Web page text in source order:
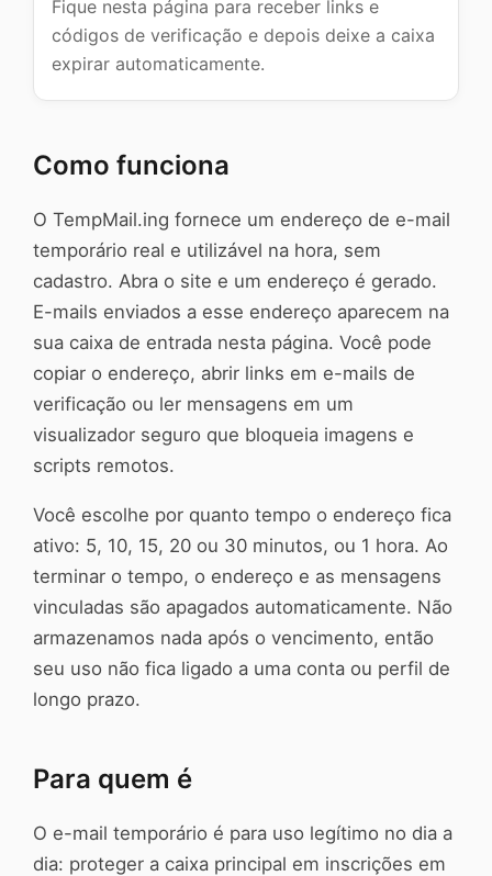
Fique nesta página para receber links e
códigos de verificação e depois deixe a caixa
expirar automaticamente.
Como funciona
O TempMail.ing fornece um endereço de e-mail
temporário real e utilizável na hora, sem
cadastro. Abra o site e um endereço é gerado.
E-mails enviados a esse endereço aparecem na
sua caixa de entrada nesta página. Você pode
copiar o endereço, abrir links em e-mails de
verificação ou ler mensagens em um
visualizador seguro que bloqueia imagens e
scripts remotos.
Você escolhe por quanto tempo o endereço fica
ativo: 5, 10, 15, 20 ou 30 minutos, ou 1 hora. Ao
terminar o tempo, o endereço e as mensagens
vinculadas são apagados automaticamente. Não
armazenamos nada após o vencimento, então
seu uso não fica ligado a uma conta ou perfil de
longo prazo.
Para quem é
O e-mail temporário é para uso legítimo no dia a
dia: proteger a caixa principal em inscrições em